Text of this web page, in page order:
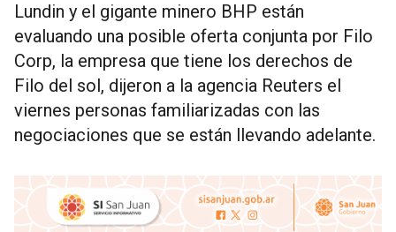
Lundin y el gigante minero BHP están
evaluando una posible oferta conjunta por Filo
Corp, la empresa que tiene los derechos de
Filo del sol, dijeron a la agencia Reuters el
viernes personas familiarizadas con las
negociaciones que se están llevando adelante.